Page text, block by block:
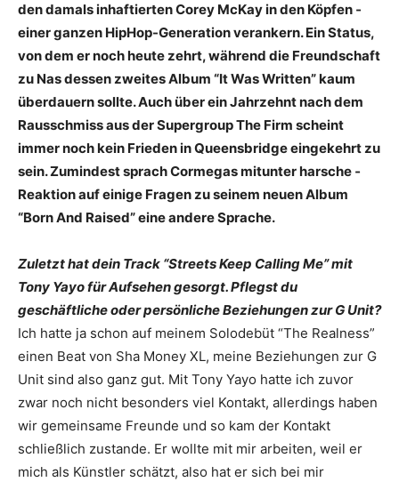
den damals inhaftierten Corey McKay in den Köpfen ­
einer ganzen HipHop-Generation verankern. Ein Status,
von dem er noch heute zehrt, während die Freundschaft
zu Nas dessen zweites Album “It Was Written” kaum
überdauern sollte. Auch über ein Jahrzehnt nach dem
Rausschmiss aus der Supergroup The Firm scheint
immer noch kein Frieden in Queensbridge eingekehrt zu
sein. Zumindest sprach Cormegas mitunter harsche ­
Reaktion auf einige Fragen zu seinem neuen Album
“Born And Raised” eine andere Sprache.
Zuletzt hat dein Track “Streets Keep ­Calling Me” mit
Tony Yayo für Aufsehen gesorgt. Pflegst du
geschäftliche oder persönliche ­Beziehungen zur G Unit?
Ich hatte ja schon auf meinem Solodebüt “The ­Realness”
einen Beat von Sha Money XL, meine ­Beziehungen zur G
Unit sind also ganz gut. Mit Tony Yayo hatte ich zuvor
zwar noch nicht besonders viel Kontakt, allerdings haben
wir gemeinsame Freunde und so kam der Kontakt
schließlich ­zustande. Er wollte mit mir arbeiten, weil er
mich als Künstler schätzt, also hat er sich bei mir